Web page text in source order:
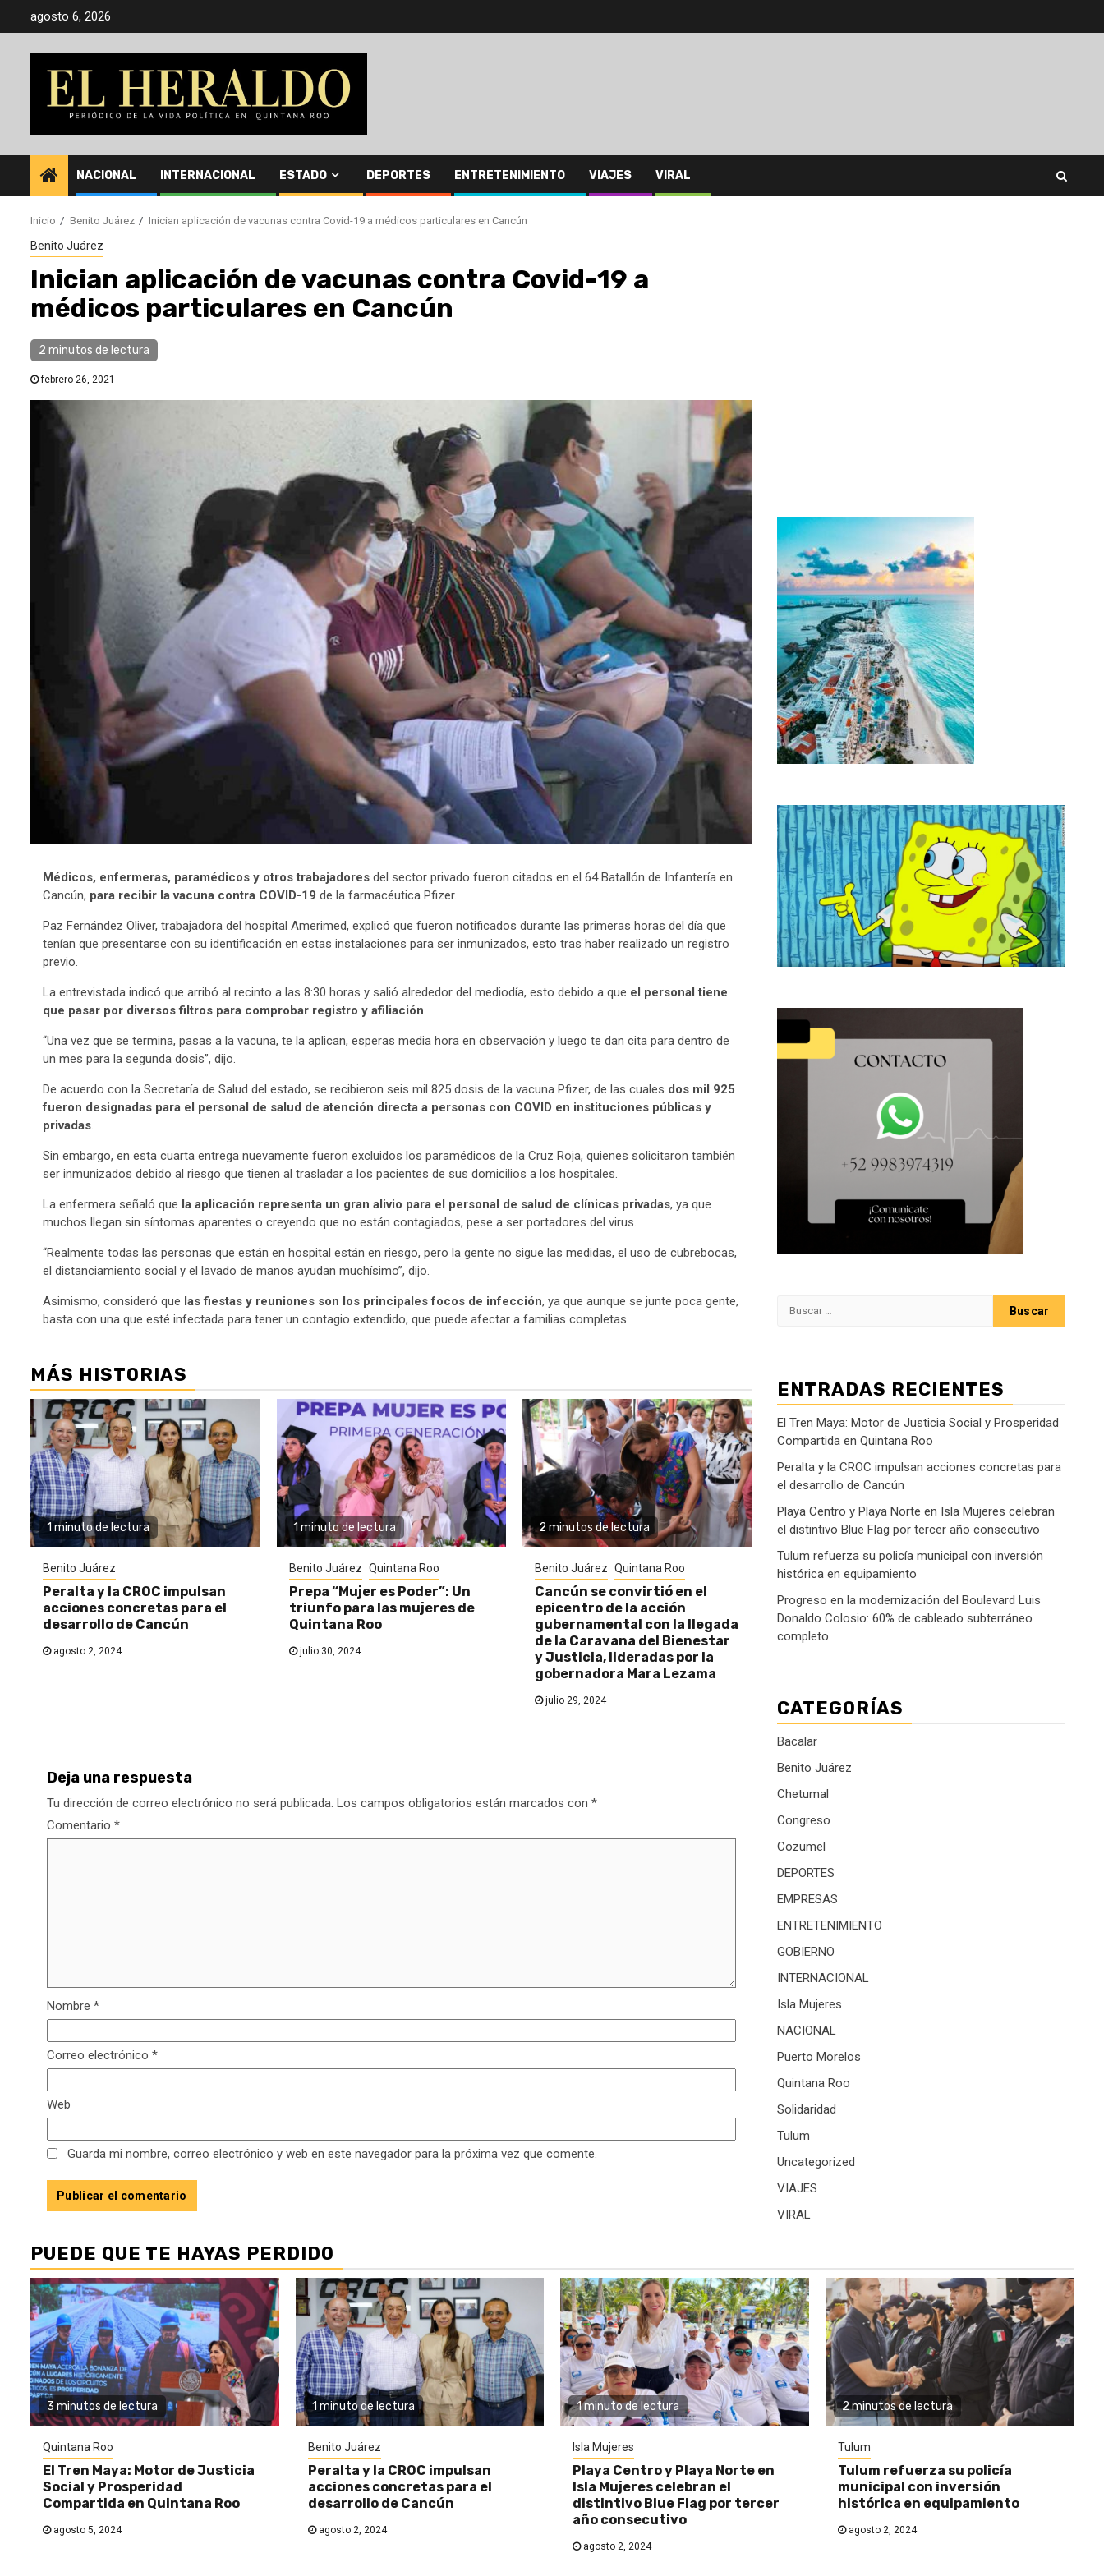
agosto 6, 2026
NACIONAL INTERNACIONAL ESTADO DEPORTES ENTRETENIMIENTO VIAJES VIRAL
Inicio Benito Juárez Inician aplicación de vacunas contra Covid-19 a médicos particulares en Cancún
Benito Juárez
Inician aplicación de vacunas contra Covid-19 a
médicos particulares en Cancún
2 minutos de lectura
febrero 26, 2021
Médicos, enfermeras, paramédicos y otros trabajadores del sector privado fueron citados en el 64 Batallón de Infantería en
Cancún, para recibir la vacuna contra COVID-19 de la farmacéutica Pfizer.
Paz Fernández Oliver, trabajadora del hospital Amerimed, explicó que fueron notificados durante las primeras horas del día que
tenían que presentarse con su identificación en estas instalaciones para ser inmunizados, esto tras haber realizado un registro
previo.
La entrevistada indicó que arribó al recinto a las 8:30 horas y salió alrededor del mediodía, esto debido a que el personal tiene
que pasar por diversos filtros para comprobar registro y afiliación
“Una vez que se termina, pasas a la vacuna, te la aplican, esperas media hora en observación y luego te dan cita para dentro de
un mes para la segunda dosis”, dijo.
De acuerdo con la Secretaría de Salud del estado, se recibieron seis mil 825 dosis de la vacuna Pfizer, de las cuales dos mil 925
fueron designadas para el personal de salud de atención directa a personas con COVID en instituciones públicas y
privadas
Sin embargo, en esta cuarta entrega nuevamente fueron excluidos los paramédicos de la Cruz Roja, quienes solicitaron también
ser inmunizados debido al riesgo que tienen al trasladar a los pacientes de sus domicilios a los hospitales.
La enfermera señaló que la aplicación representa un gran alivio para el personal de salud de clínicas privadas, ya que
muchos llegan sin síntomas aparentes o creyendo que no están contagiados, pese a ser portadores del virus.
“Realmente todas las personas que están en hospital están en riesgo, pero la gente no sigue las medidas, el uso de cubrebocas,
el distanciamiento social y el lavado de manos ayudan muchísimo”, dijo.
Asimismo, consideró que las fiestas y reuniones son los principales focos de infección, ya que aunque se junte poca gente,
basta con una que esté infectada para tener un contagio extendido, que puede afectar a familias completas.
MÁS HISTORIAS
1 minuto de lectura
Benito Juárez
Peralta y la CROC impulsan
acciones concretas para el
desarrollo de Cancún
agosto 2, 2024
1 minuto de lectura
Benito Juárez Quintana Roo
Prepa “Mujer es Poder”: Un
triunfo para las mujeres de
Quintana Roo
julio 30, 2024
2 minutos de lectura
Benito Juárez Quintana Roo
Cancún se convirtió en el
epicentro de la acción
gubernamental con la llegada
de la Caravana del Bienestar
y Justicia, lideradas por la
gobernadora Mara Lezama
julio 29, 2024
Deja una respuesta
Tu dirección de correo electrónico no será publicada. Los campos obligatorios están marcados con *
Comentario *
Nombre *
Correo electrónico *
Web
Guarda mi nombre, correo electrónico y web en este navegador para la próxima vez que comente.
ENTRADAS RECIENTES
El Tren Maya: Motor de Justicia Social y Prosperidad
Compartida en Quintana Roo
Peralta y la CROC impulsan acciones concretas para
el desarrollo de Cancún
Playa Centro y Playa Norte en Isla Mujeres celebran
el distintivo Blue Flag por tercer año consecutivo
Tulum refuerza su policía municipal con inversión
histórica en equipamiento
Progreso en la modernización del Boulevard Luis
Donaldo Colosio: 60% de cableado subterráneo
completo
CATEGORÍAS
Bacalar
Benito Juárez
Chetumal
Congreso
Cozumel
DEPORTES
EMPRESAS
ENTRETENIMIENTO
GOBIERNO
INTERNACIONAL
Isla Mujeres
NACIONAL
Puerto Morelos
Quintana Roo
Solidaridad
Tulum
Uncategorized
VIAJES
VIRAL
PUEDE QUE TE HAYAS PERDIDO
3 minutos de lectura
Quintana Roo
El Tren Maya: Motor de Justicia
Social y Prosperidad
Compartida en Quintana Roo
agosto 5, 2024
1 minuto de lectura
Benito Juárez
Peralta y la CROC impulsan
acciones concretas para el
desarrollo de Cancún
agosto 2, 2024
1 minuto de lectura
Isla Mujeres
Playa Centro y Playa Norte en
Isla Mujeres celebran el
distintivo Blue Flag por tercer
año consecutivo
agosto 2, 2024
2 minutos de lectura
Tulum
Tulum refuerza su policía
municipal con inversión
histórica en equipamiento
agosto 2, 2024